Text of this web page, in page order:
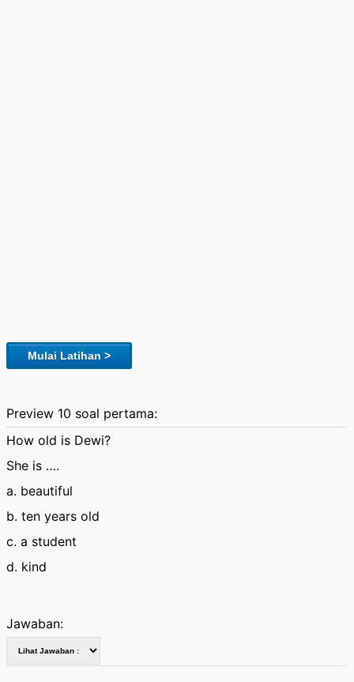
Mulai Latihan >
Preview 10 soal pertama:
How old is Dewi?
She is ….
a. beautiful
b. ten years old
c. a student
d. kind
Jawaban: